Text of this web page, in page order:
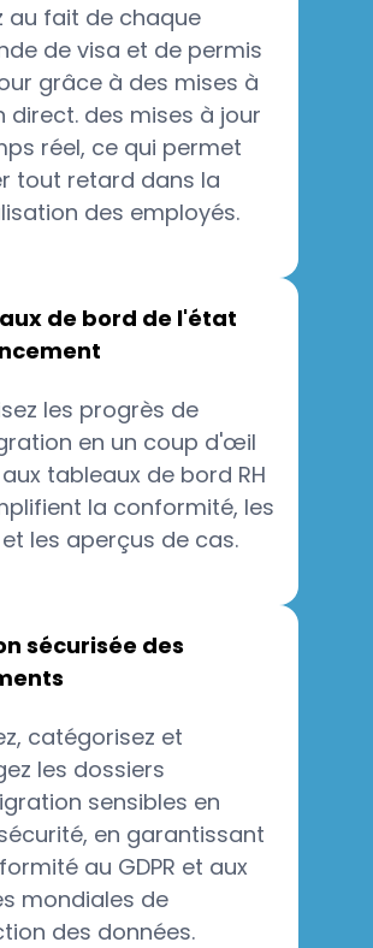
au fait de chaque
de visa et de permis
grâce à des mises à
direct. des mises à jour
réel, ce qui permet
tout retard dans la
des employés.
de bord de l'état
les progrès de
en un coup d'œil
tableaux de bord RH
la conformité, les
les aperçus de cas.
sécurisée des
catégorisez et
les dossiers
sensibles en
en garantissant
au GDPR et aux
mondiales de
des données.